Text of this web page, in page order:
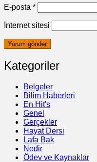
E-posta *
İnternet sitesi
Kategoriler
Belgeler
Bilim Haberleri
En Hit's
Genel
Gerçekler
Hayat Dersi
Lafa Bak
Nedir
Ödev ve Kaynaklar